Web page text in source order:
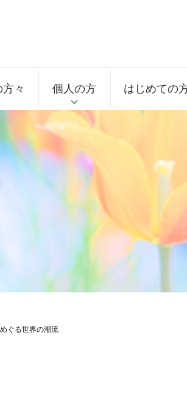
々 個人の方 はじめての
ぐる世界の潮流